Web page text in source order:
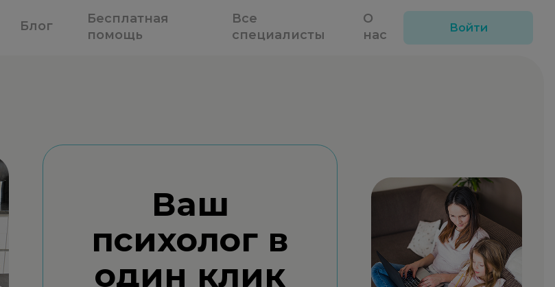
Блог Бесплатная
помощь
Все
специалисты
О
нас Войти
Ваш
психолог в
один клик